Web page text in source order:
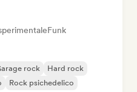
Funk
rock
Hard rock
Rock psichedelico